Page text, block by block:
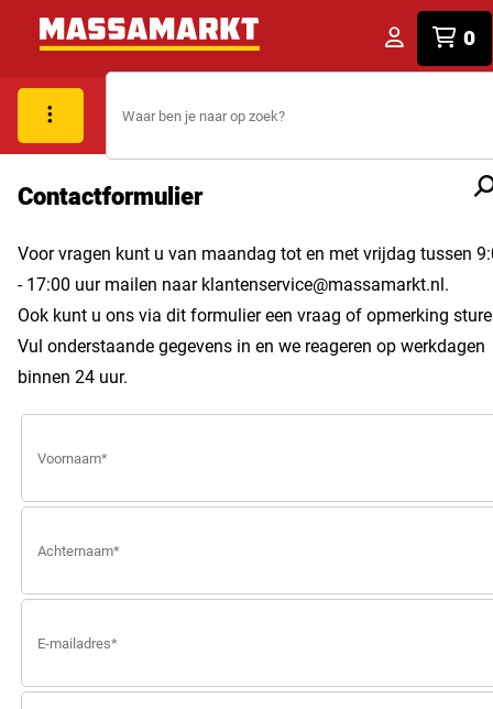
0
Contactformulier
Voor vragen kunt u van maandag tot en met vrijdag tussen
- 17:00 uur mailen naar klantenservice@massamarkt.nl .
Ook kunt u ons via dit formulier een vraag of opmerking
Vul onderstaande gegevens in en we reageren op werkdagen
binnen 24 uur.